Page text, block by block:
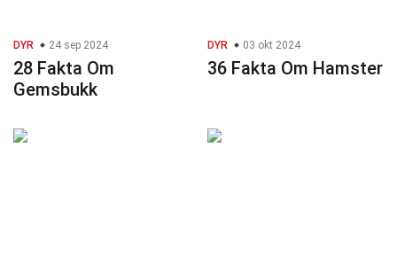
DYR 24 sep 2024
28 Fakta Om
Gemsbukk
DYR 03 okt 2024
36 Fakta Om Hamster